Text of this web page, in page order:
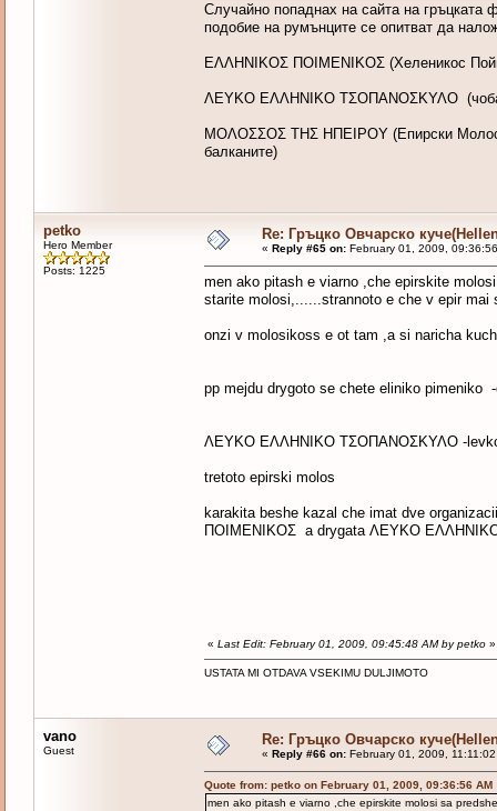
Случайно попаднах на сайта на гръцката
подобие на румънците се опитват да
ΕΛΛΗΝΙΚΟΣ ΠΟΙΜΕΝΙΚΟΣ (Хеленикос
ΛΕΥΚΟ ΕΛΛΗΝΙΚΟ ΤΣΟΠΑΝΟΣΚΥΛΟ
ΜΟΛΟΣΣΟΣ ΤΗΣ ΗΠΕΙΡΟΥ (Епирски Молос -
балканите)
petko
Hero Member
Posts: 1225
Re: Гръцко Овчарско
« Reply #65 on:February 01, 2009,
men ako pitash e viarno ,che epirskite
starite molosi,......strannoto e che v epir mai
onzi v molosikoss e ot tam ,a si naricha
pp mejdu drygoto se chete eliniko pimeniko
ΛΕΥΚΟ ΕΛΛΗΝΙΚΟ ΤΣΟΠΑΝΟΣΚΥΛΟ -levko
tretoto epirski molos
karakita beshe kazal che imat dve
ΠΟΙΜΕΝΙΚΟΣ a drygata ΛΕΥΚΟ
« Last Edit: February 01, 2009, 09:45:48 AM by petko»
USTATA MI OTDAVA VSEKIMU DULJIMOTO
vano
Guest
Re: Гръцко Овчарско
« Reply #66 on:February 01, 2009, 11:11:02
Quote from: petko on February 01, 2009, 09:36:56 AM
men ako pitash e viarno ,che epirskite molosi sa